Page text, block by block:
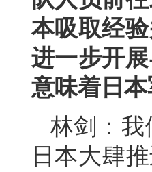
本吸取经
进一步开
意味着日
林剑：
日本大肆